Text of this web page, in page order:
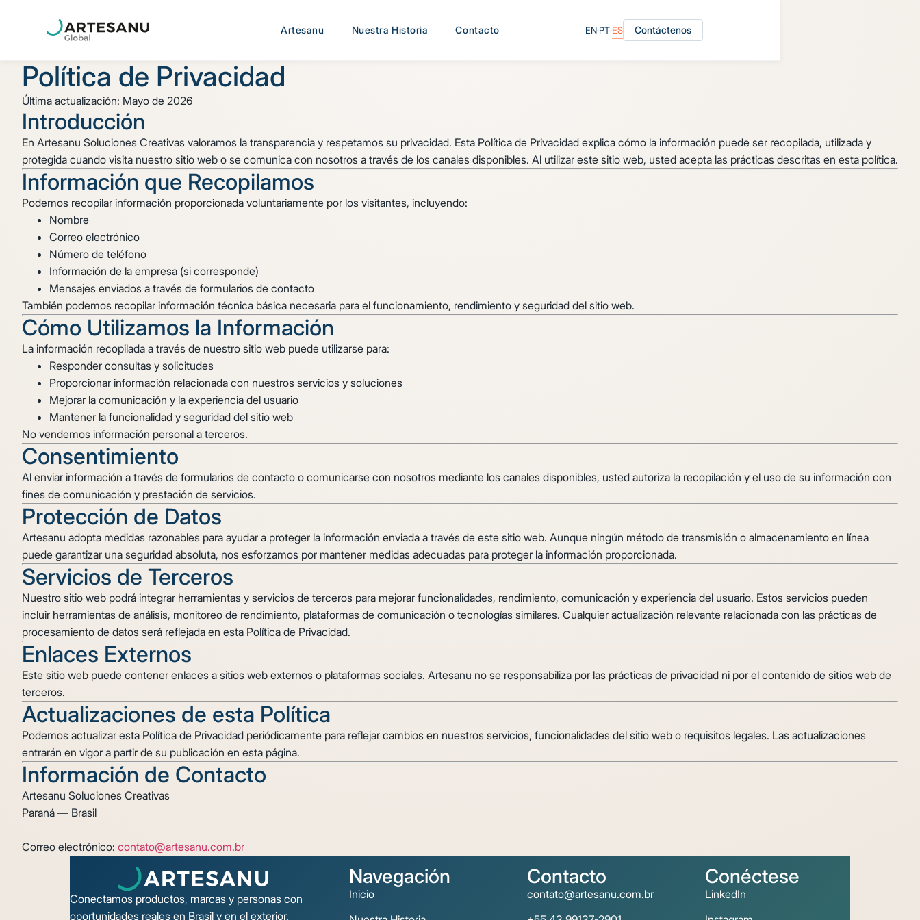
Artesanu Nuestra Historia Contacto EN·PT·ES Contáctenos
Política de Privacidad
Última actualización: Mayo de 2026
Introducción
En Artesanu Soluciones Creativas valoramos la transparencia y respetamos su privacidad. Esta Política de Privacidad explica cómo la información puede ser recopilada, utilizada y
protegida cuando visita nuestro sitio web o se comunica con nosotros a través de los canales disponibles. Al utilizar este sitio web, usted acepta las prácticas descritas en esta política.
Información que Recopilamos
Podemos recopilar información proporcionada voluntariamente por los visitantes, incluyendo:
Nombre
Correo electrónico
Número de teléfono
Información de la empresa (si corresponde)
Mensajes enviados a través de formularios de contacto
También podemos recopilar información técnica básica necesaria para el funcionamiento, rendimiento y seguridad del sitio web.
Cómo Utilizamos la Información
La información recopilada a través de nuestro sitio web puede utilizarse para:
Responder consultas y solicitudes
Proporcionar información relacionada con nuestros servicios y soluciones
Mejorar la comunicación y la experiencia del usuario
Mantener la funcionalidad y seguridad del sitio web
No vendemos información personal a terceros.
Consentimiento
Al enviar información a través de formularios de contacto o comunicarse con nosotros mediante los canales disponibles, usted autoriza la recopilación y el uso de su información con
fines de comunicación y prestación de servicios.
Protección de Datos
Artesanu adopta medidas razonables para ayudar a proteger la información enviada a través de este sitio web. Aunque ningún método de transmisión o almacenamiento en línea
puede garantizar una seguridad absoluta, nos esforzamos por mantener medidas adecuadas para proteger la información proporcionada.
Servicios de Terceros
Nuestro sitio web podrá integrar herramientas y servicios de terceros para mejorar funcionalidades, rendimiento, comunicación y experiencia del usuario. Estos servicios pueden
incluir herramientas de análisis, monitoreo de rendimiento, plataformas de comunicación o tecnologías similares. Cualquier actualización relevante relacionada con las prácticas de
procesamiento de datos será reflejada en esta Política de Privacidad.
Enlaces Externos
Este sitio web puede contener enlaces a sitios web externos o plataformas sociales. Artesanu no se responsabiliza por las prácticas de privacidad ni por el contenido de sitios web de
terceros.
Actualizaciones de esta Política
Podemos actualizar esta Política de Privacidad periódicamente para reflejar cambios en nuestros servicios, funcionalidades del sitio web o requisitos legales. Las actualizaciones
entrarán en vigor a partir de su publicación en esta página.
Información de Contacto
Artesanu Soluciones Creativas
Paraná — Brasil
Correo electrónico: contato@artesanu.com.br
Conectamos productos, marcas y personas con
oportunidades reales en Brasil y en el exterior.
Navegación
Inicio
Contacto
contato@artesanu.com.br
Conéctese
LinkedIn